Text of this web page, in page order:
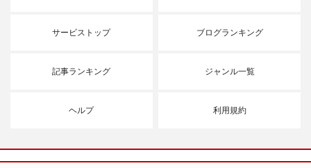
サービストップ ブログランキング
記事ランキング ジャンル一覧
ヘルプ 利用規約